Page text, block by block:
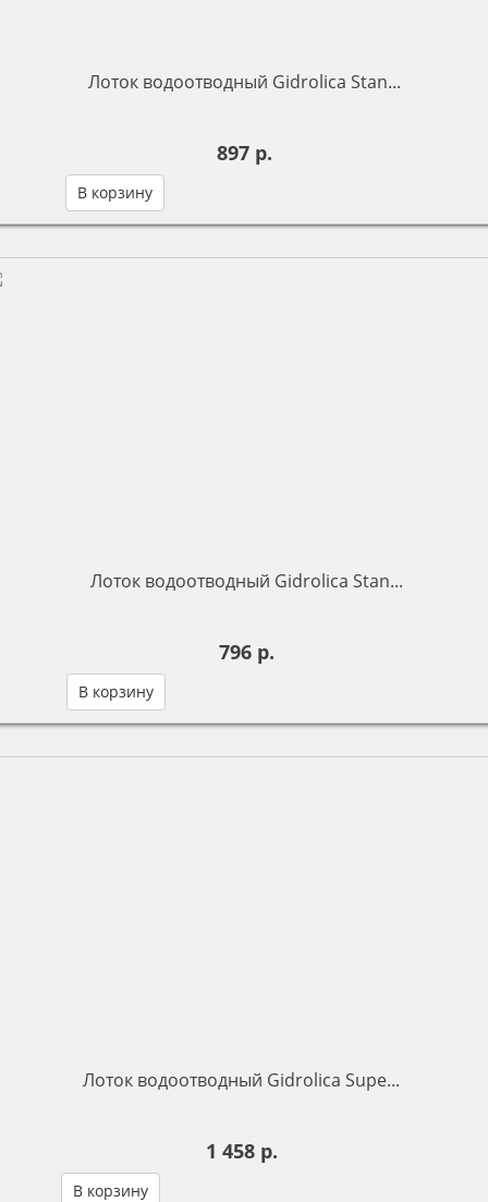
Лоток водоотводный Gidrolica Stan...
897 р.
В корзину
Лоток водоотводный Gidrolica Stan...
796 р.
В корзину
Лоток водоотводный Gidrolica Supe...
1 458 р.
В корзину